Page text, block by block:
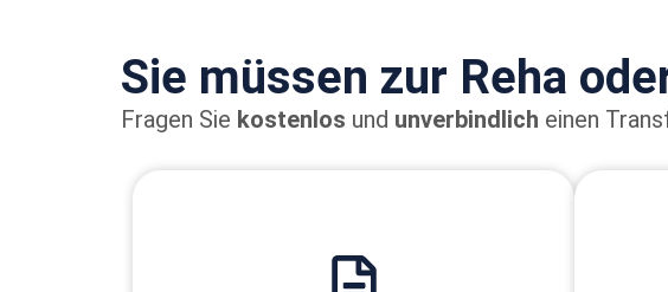
Sie müssen zur Reha
Fragen Sie kostenlos und unverbindlich einen